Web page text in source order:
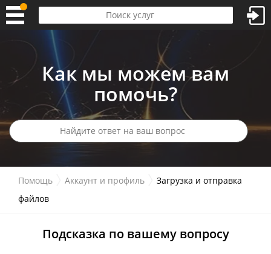
Как мы можем вам
помочь?
Помощь Аккаунт и профиль
Загрузка и отправка
файлов
Подсказка по вашему вопросу